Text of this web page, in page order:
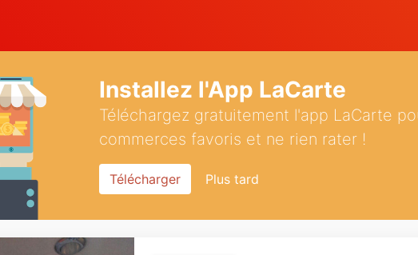
Installez l'App LaCarte
Téléchargez gratuitement l'app LaCarte
commerces favoris et ne rien rater !
Télécharger Plus tard